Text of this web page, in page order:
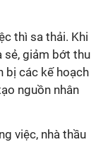
thì sa thải. Khi
sẻ, giảm bớt thu
bị các kế hoạch
nguồn nhân
việc, nhà thầu